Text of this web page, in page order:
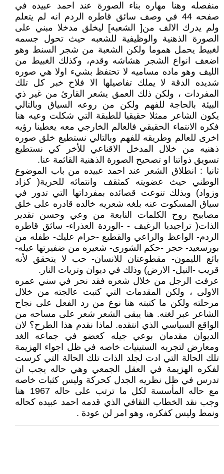
منفصله وهنا مهاره بناء الصورة عند احمد عبيده في
صفحه 44 في وصف سائق قاطره الردم انه لم يتعلم
ولم يدرك الالف من[ الشعبه] ليخلق مدخلا مبني على
الصورة الذهنية والوظيفية للشعبه حيث تحول جسمه
لغبيط يحمل هموما ولكن الشعبة من شجر السنط وهو
اضعف انواع الشجر هشاشه وقدم، وكذلك الغبيط من
الليف وهو ماده مساميه لا تحتفظ بشيء اولا هي صوره
شديده الدقة لا يملك تفاصيلها الا فلاح خبر كل تلك
المفردات ، ولكن ذلك العمق يشعر القارئ من غير ذي
البيئة بالحاجة للفهم ولكن من روعه السياق وبالتالي
يكون الشاعر ممثلا حقيقيا للطبقة التي شكلت وعيه هنا
فكره الانتماء الحقيقي فالعالم الخارجي معه يعطينا رؤيه
اخرى للعالم وطريقه للفهم وبالتالي نستطيع خلق صوره
ذهنيه من خلال المدخل الاقناعي للأخر كي نستطيع
تسويق ذواتنا او تصحيح الصورة الذهنية القائمة عنا.
ثانيا : انطلاق الشعر عند احمد عبيده من باب الموضوع
الوطني حيث عضويته كمثقف وانتمائه للحرية( كزاد
وزواد) وبذلك تنوعت قصائده بمفرداتها التي تدور في
سياق المسكوت عنه بلغه شعريه خالده قادره على خلق
مصابيح روح الكلمات النابعة من وعي وحسن تقدير
الذات( تراجيديا الرغيف - -الوردة العذراء- سائق قاطره
الردم- الواعظ والراعي والقطيع -حرام عليك- طفله من
بورسعيد- حجر -حكم الشورى- شعيره من ضفيرتها عيله-
بائع الليمون- مقطوعتان للانسان- حب لا يتحقق لأنه
قريب -النيل- الارض) وذلك في ديوان وتريات النار.
عرفت الرجل من خلال شعره فقد نحر في سني عمره
الاولى ، ولكن المقدمات التي كتبت عالجته من خلال
مرحلته ولكن ما كتبته هنا نوع من رد الفعل على نجاح
الشاعر عبر لغته. هنا يبقى الشعر شعر على مساحه من
الواقع السياسي الذي انتقده. لماذا نقدم هذا الطرح؟ لان
الديوان مقدمان بوعي جيله كعضو في جماعه الغد
ومعارض لتجربه الستينيات خاصه في ظل اجواء الهزيمة
تلك الحالة التي ادت لجلد الذات تلك الحالة التي كرست
لفكره الهزيمة في العقل الجمعي وهي حاله يجب ان
تدرس في ظل نظريه الجدل كحركة وليس كثبات خاصه
مع حاله المأسسة لكل ما ترتب على حاله 1967 هنا
وجب نقد الخطاب الثقافي الذي قدمه احمد عبيده كحاله
ونمط وليس كفكره، وهو امر لن عودة .